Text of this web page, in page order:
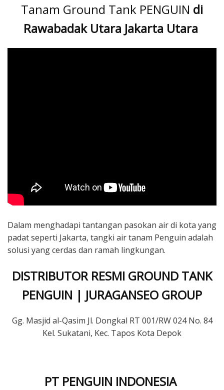
Tanam Ground Tank PENGUIN di
Rawabadak Utara Jakarta Utara
Dalam menghadapi tantangan pasokan air di kota yang
padat seperti Jakarta, tangki air tanam Penguin adalah
solusi yang cerdas dan ramah lingkungan.
DISTRIBUTOR RESMI GROUND TANK
PENGUIN | JURAGANSEO GROUP
Gg. Masjid al-Qasim Jl. Dongkal RT 001/RW 024 No. 84
Kel. Sukatani, Kec. Tapos Kota Depok
PT PENGUIN INDONESIA